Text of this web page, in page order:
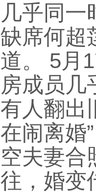
几乎同一
缺席何超
道。 5月
房成员几
有人翻出
在闹离婚
空夫妻合
往，婚变